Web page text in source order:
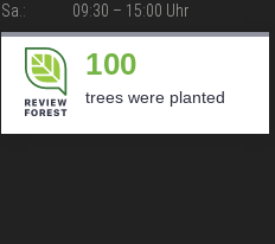
Sa.:
09:30 – 15:00 Uhr
100
trees were planted